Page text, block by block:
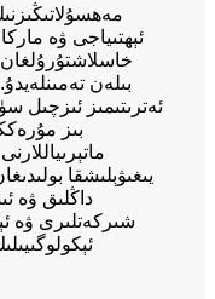
ئېھتىياجى ۋە
خاسلاشتۇرۇلغان
بىلەن
ئەترىتىمىز ئىزچىل
بىز
يىغىۋېلىشقا
داڭلىق ۋە
شىركەتلىرى ۋە